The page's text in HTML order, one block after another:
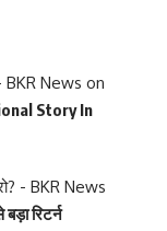
BKR News on
Story In
- BKR News
रिटर्न